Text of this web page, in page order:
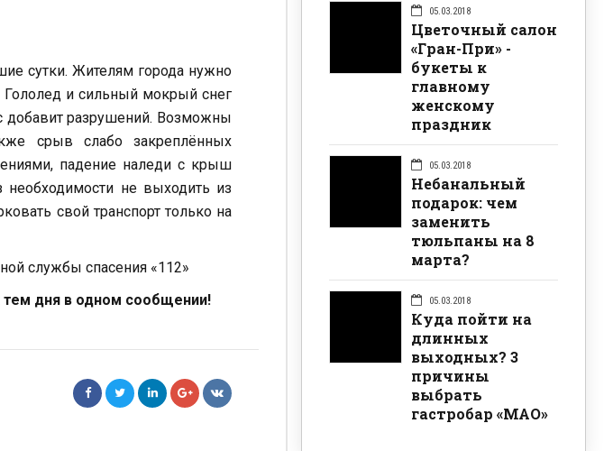
сутки. Жителям города нужно
и сильный мокрый снег
добавит разрушений. Возможны
срыв слабо закреплённых
падение наледи с крыш
не выходить из
свой транспорт только на
службы спасения «112»
тем дня в одном сообщении!
05.03.2018
Цветочный салон
«Гран-При» -
букеты к
главному
женскому
праздник
05.03.2018
Небанальный
подарок: чем
заменить
тюльпаны на 8
марта?
05.03.2018
Куда пойти на
длинных
выходных? 3
причины
выбрать
гастробар «МАО»